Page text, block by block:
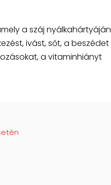
a száj nyálkahártyáján
ivást, sőt, a beszédet
a vitaminhiányt